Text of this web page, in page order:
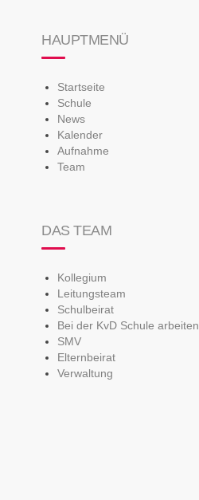
HAUPTMENÜ
Startseite
Schule
News
Kalender
Aufnahme
Team
DAS TEAM
Kollegium
Leitungsteam
Schulbeirat
Bei der KvD Schule arbeiten
SMV
Elternbeirat
Verwaltung